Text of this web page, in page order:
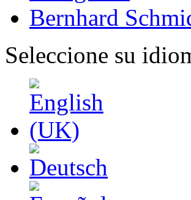
Bernhard
Seleccione su